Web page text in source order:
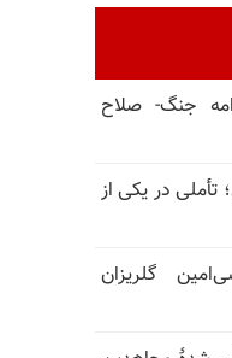
جنگ- صلاح
تأملی در یکی از
گلریزان